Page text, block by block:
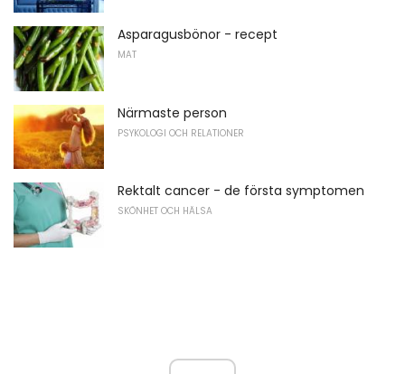
Asparagusbönor - recept
MAT
Närmaste person
PSYKOLOGI OCH RELATIONER
Rektalt cancer - de första symptomen
SKÖNHET OCH HÄLSA